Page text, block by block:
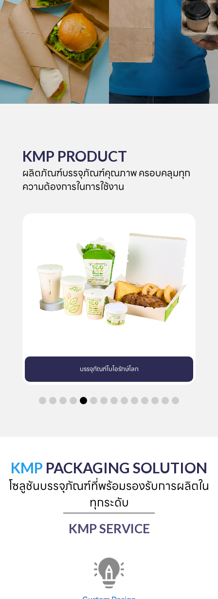
KMP PRODUCT
ผลิตภัณฑ์บรรจุภัณฑ์คุณภาพ ครอบคลุมทุก
ความต้องการในการใช้งาน
บรรจุภัณฑ์ไบโอรักษ์โลก
KMP PACKAGING SOLUTION
โซลูชันบรรจุภัณฑ์ที่พร้อมรองรับการผลิตใน
ทุกระดับ
KMP SERVICE